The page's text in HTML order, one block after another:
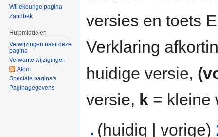
versies en toets
Verklaring
huidige versie,
versie, k = kleine
(huidig | vorige)
Willekeurige pagina
Zandbak
Hulpmiddelen
Verwijzingen naar deze
pagina
Verwante wijzigingen
Atom
Speciale pagina's
Paginagegevens